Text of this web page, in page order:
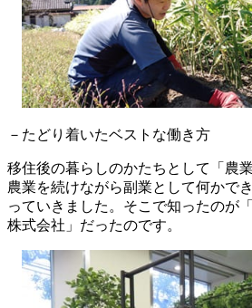
－たどり着いたベストな働き方
移住後の暮らしのかたちとして「農
農業を続けながら副業として何かで
っていきました。そこで知ったのが
株式会社」だったのです。